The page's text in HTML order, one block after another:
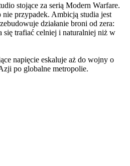
stojące za serią Modern Warfare.
przypadek. Ambicją studia jest
działanie broni od zera:
się trafiać celniej i naturalniej niż w
napięcie eskaluje aż do wojny o
po globalne metropolie.